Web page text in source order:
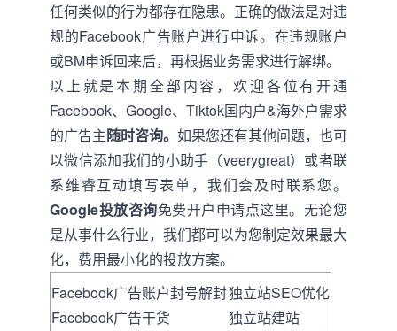
任何类似的行为都存在隐患。正确的做法是对违
规的Facebook广告账户进行申诉。在违规账户
或BM申诉回来后，再根据业务需求进行解绑。
以上就是本期全部内容，欢迎各位有开通
Facebook、Google、Tiktok国内户&海外户需求
的广告主随时咨询。 如果您还有其他问题，也可
以微信添加我们的小助手（veerygreat）或者联
系维睿互动填写表单，我们会及时联系您。
Google投放咨询免费开户申请点这里。无论您
是从事什么行业，我们都可以为您制定效果最大
化，费用最小化的投放方案。
Facebook广告账户封号解封
Facebook广告干货
独立站SEO优化
独立站建站